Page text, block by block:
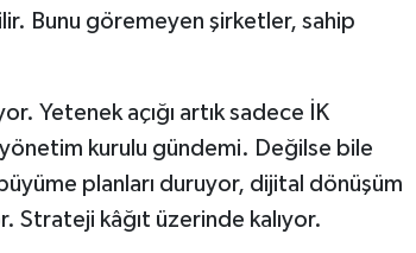
Bunu göremeyen şirketler, sahip
Yetenek açığı artık sadece İK
kurulu gündemi. Değilse bile
planları duruyor, dijital dönüşüm
Strateji kâğıt üzerinde kalıyor.